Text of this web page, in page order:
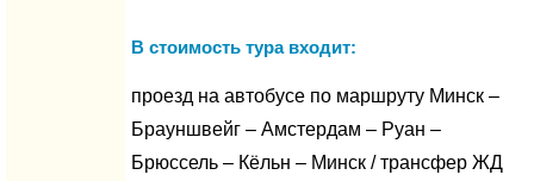
В стоимость тура входит:
проезд на автобусе по маршруту Минск –
Брауншвейг – Амстердам – Руан –
Брюссель – Кёльн – Минск / трансфер ЖД